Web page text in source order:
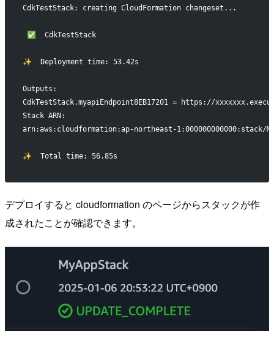
CdkTestStack: creating CloudFormation changeset...
✅  CdkTestStack
✨  Deployment time: 53.42s
Outputs:
CdkTestStack.myapiEndpoint8EB17201 = https://
Stack ARN:
arn:aws:cloudformation:ap-northeast-1:000000000000:stack/
✨  Total time: 56.85s
デプロイすると cloudformation のページからスタックが作
成されたことが確認できます。